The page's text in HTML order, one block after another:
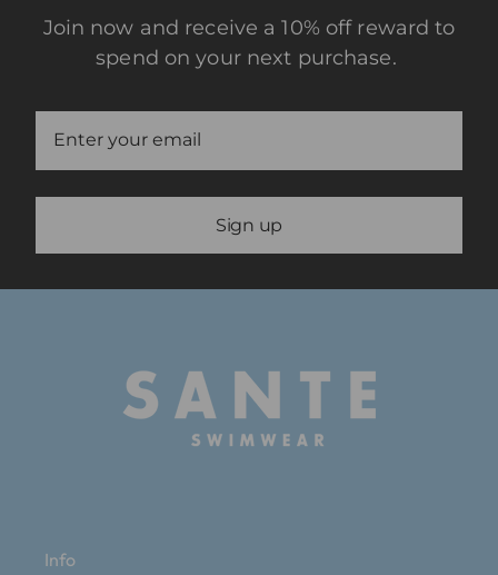
Join now and receive a 10% off reward to
spend on your next purchase.
Sign up
Info